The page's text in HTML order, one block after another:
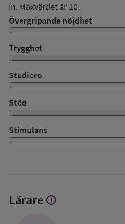
in. Maxvärdet är 10.
Övergripande nöjdhet
Trygghet
Studiero
Stöd
Stimulans
Lärare Visa
info